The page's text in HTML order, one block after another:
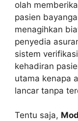
olah
pasien
menagihkan
penyedia
sistem
kehadiran
utama kenapa
lancar tanpa
Tentu saja,